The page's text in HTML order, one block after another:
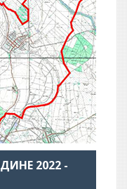
2022 -